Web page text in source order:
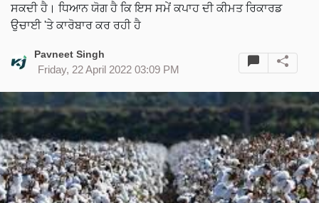
ਸਕਦੀ ਹੈ। ਧਿਆਨ ਯੋਗ ਹੈ ਕਿ ਇਸ ਸਮੇਂ ਕਪਾਹ ਦੀ ਕੀਮਤ ਰਿਕਾਰਡ
ਉਚਾਈ 'ਤੇ ਕਾਰੋਬਾਰ ਕਰ ਰਹੀ ਹੈ
Pavneet Singh
Friday, 22 April 2022 03:09 PM